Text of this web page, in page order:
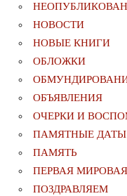
НОВОСТИ
НОВЫЕ КНИГИ
ОБЛОЖКИ
ОБЪЯВЛЕНИЯ
ОЧЕРКИ И
ПАМЯТНЫЕ ДАТЫ
ПАМЯТЬ
ПЕРВАЯ МИРОВАЯ
ПОЗДРАВЛЯЕМ